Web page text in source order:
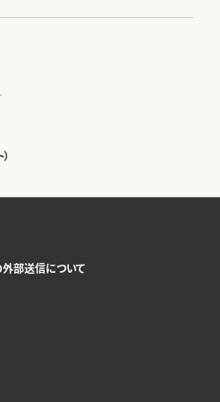
部送信について